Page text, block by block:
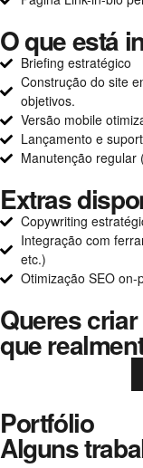
O que está
Briefing estratégico
Construção do site
objetivos.
Versão mobile
Lançamento e
Manutenção regular
Extras
Copywriting
Integração com
etc.)
Otimização SEO on-
Queres
que
Portfólio
Alguns